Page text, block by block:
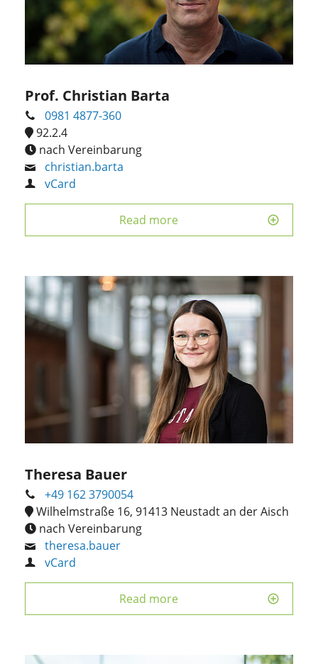
Prof. Christian Barta
0981 4877-360
92.2.4
nach Vereinbarung
christian.barta
vCard
Read more
Theresa Bauer
+49 162 3790054
Wilhelmstraße 16, 91413 Neustadt an der Aisch
nach Vereinbarung
theresa.bauer
vCard
Read more